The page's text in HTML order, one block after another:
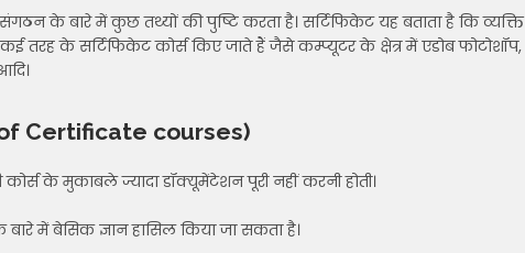
के बारे में कुछ तथ्यों की पुष्टि करता है। सर्टिफिकेट यह बताता है कि व्यक्ति
के सर्टिफिकेट कोर्स किए जाते हैं जैसे कम्प्यूटर के क्षेत्र में एडोब फोटोशॉप,
of Certificate courses)
के मुकाबले ज्यादा डॉक्यूमेंटेशन पूरी नहीं करनी होती।
में बेसिक ज्ञान हासिल किया जा सकता है।